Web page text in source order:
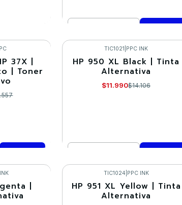
Comprar ahora
37X |
| Toner
-15%
TIC1021 PPC INK
HP 950 XL Black | Tinta
Alternativa
$11.990$14.106
Comprar ahora
| -15%
TIC1024 PPC INK
HP 951 XL Yellow | Tinta
Alternativa